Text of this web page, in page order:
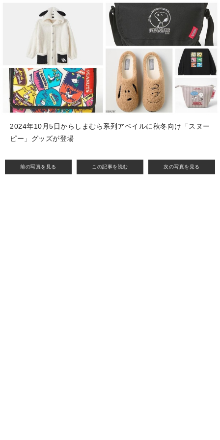
前の写真を見る この記事を読む 次の写真を見る
2024年10月5日からしまむら系列アベイルに秋冬向け「スヌー
ピー」グッズが登場